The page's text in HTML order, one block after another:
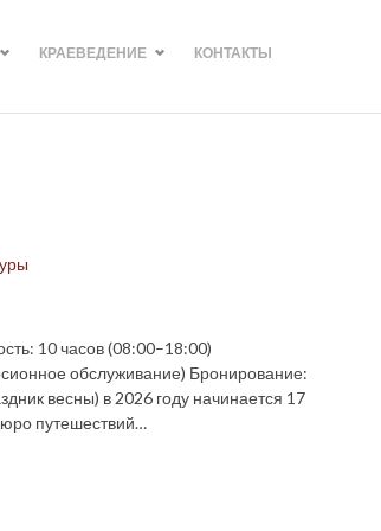
КРАЕВЕДЕНИЕ КОНТАКТЫ
10 часов (08:00–18:00)
обслуживание) Бронирование:
весны) в 2026 году начинается 17
путешествий…